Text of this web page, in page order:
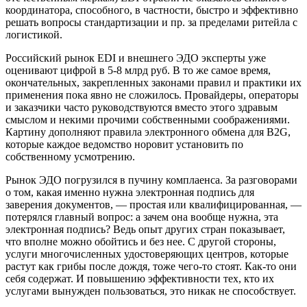
координатора, способного, в частности, быстро и эффективно
решать вопросы стандартизации и пр. за пределами ритейла с
логистикой.
Российский рынок EDI и внешнего ЭДО эксперты уже
оценивают цифрой в 5-8 млрд руб. В то же самое время,
окончательных, закрепленных законами правил и практики их
применения пока явно не сложилось. Провайдеры, операторы
и заказчики часто руководствуются вместо этого здравым
смыслом и некими прочими собственными соображениями.
Картину дополняют правила электронного обмена для B2G,
которые каждое ведомство норовит установить по
собственному усмотрению.
Рынок ЭДО погрузился в пучину комплаенса. За разговорами
о том, какая именно нужна электронная подпись для
заверения документов, — простая или квалифицированная, —
потерялся главный вопрос: а зачем она вообще нужна, эта
электронная подпись? Ведь опыт других стран показывает,
что вполне можно обойтись и без нее. С другой стороны,
услуги многочисленных удостоверяющих центров, которые
растут как грибы после дождя, тоже чего-то стоят. Как-то они
себя содержат. И повышению эффективности тех, кто их
услугами вынужден пользоваться, это никак не способствует.